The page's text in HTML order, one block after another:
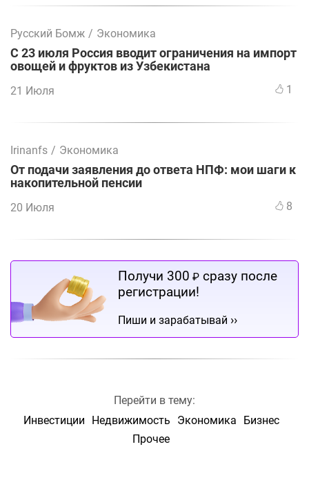
Русский Бомж / Экономика
С 23 июля Россия вводит ограничения на импорт
овощей и фруктов из Узбекистана
21 Июля 1
Irinanfs / Экономика
От подачи заявления до ответа НПФ: мои шаги к
накопительной пенсии
20 Июля 8
Получи 300 ₽ сразу после
регистрации!
Пиши и зарабатывай ››
Перейти в тему:
Инвестиции
Недвижимость Экономика
Бизнес
Прочее